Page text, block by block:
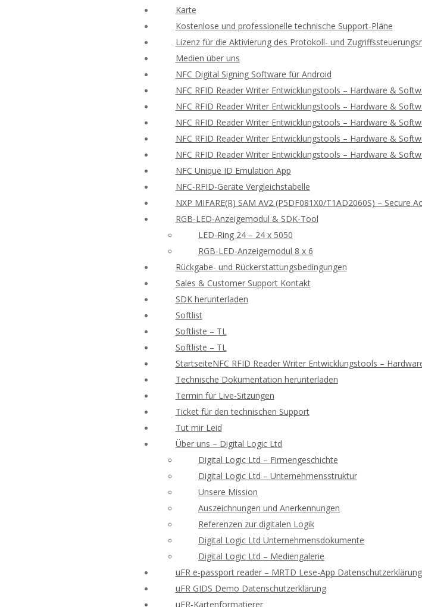
Karte
Kostenlose und professionelle technische Support-Pläne
Lizenz für die Aktivierung des Protokoll- und
Medien über uns
NFC Digital Signing Software für Android
NFC RFID Reader Writer Entwicklungstools – Hardware &
NFC RFID Reader Writer Entwicklungstools – Hardware &
NFC RFID Reader Writer Entwicklungstools – Hardware &
NFC RFID Reader Writer Entwicklungstools – Hardware &
NFC RFID Reader Writer Entwicklungstools – Hardware &
NFC Unique ID Emulation App
NFC-RFID-Geräte Vergleichstabelle
NXP MIFARE(R) SAM AV2 (P5DF081X0/T1AD2060S) – Secure
RGB-LED-Anzeigemodul & SDK-Tool
LED-Ring 24 – 24 x 5050
RGB-LED-Anzeigemodul 8 x 6
Rückgabe- und Rückerstattungsbedingungen
Sales & Customer Support Kontakt
SDK herunterladen
Softlist
Softliste – TL
Softliste – TL
StartseiteNFC RFID Reader Writer Entwicklungstools –
Technische Dokumentation herunterladen
Termin für Live-Sitzungen
Ticket für den technischen Support
Tut mir Leid
Über uns – Digital Logic Ltd
Digital Logic Ltd – Firmengeschichte
Digital Logic Ltd – Unternehmensstruktur
Unsere Mission
Auszeichnungen und Anerkennungen
Referenzen zur digitalen Logik
Digital Logic Ltd Unternehmensdokumente
Digital Logic Ltd – Mediengalerie
uFR e-passport reader – MRTD Lese-App Datenschutzerklärung
uFR GIDS Demo Datenschutzerklärung
uFR-Kartenformatierer